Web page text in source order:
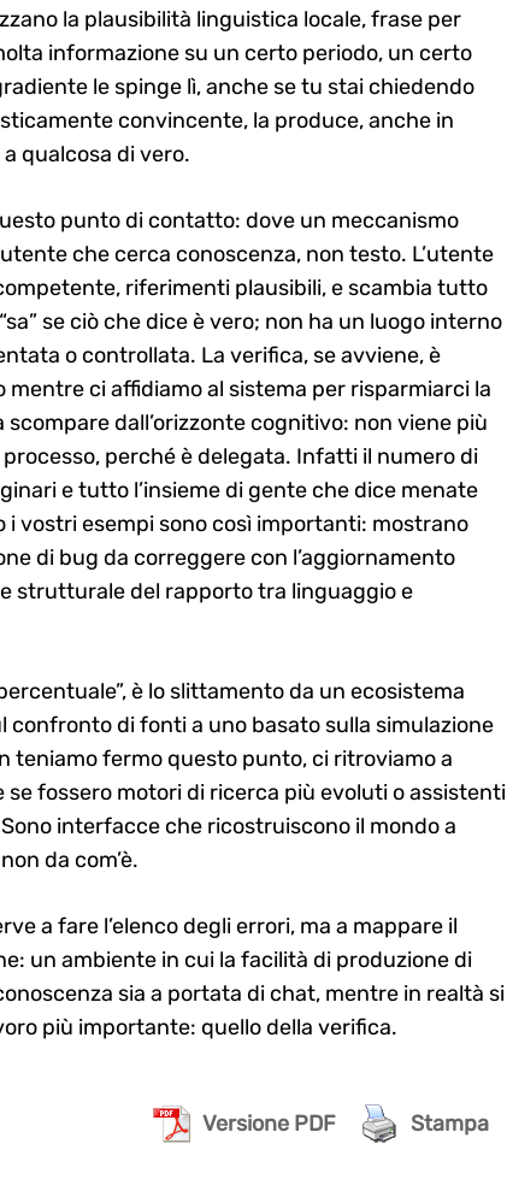
la plausibilità linguistica locale, frase per
informazione su un certo periodo, un certo
le spinge lì, anche se tu stai chiedendo
convincente, la produce, anche in
qualcosa di vero.
punto di contatto: dove un meccanismo
che cerca conoscenza, non testo. L’utente
riferimenti plausibili, e scambia tutto
se ciò che dice è vero; non ha un luogo interno
o controllata. La verifica, se avviene, è
mentre ci affidiamo al sistema per risparmiarci la
dall’orizzonte cognitivo: non viene più
perché è delegata. Infatti il numero di
e tutto l’insieme di gente che dice menate
i vostri esempi sono così importanti: mostrano
di bug da correggere con l’aggiornamento
strutturale del rapporto tra linguaggio e
è lo slittamento da un ecosistema
confronto di fonti a uno basato sulla simulazione
teniamo fermo questo punto, ci ritroviamo a
fossero motori di ricerca più evoluti o assistenti
interfacce che ricostruiscono il mondo a
da com’è.
a fare l’elenco degli errori, ma a mappare il
un ambiente in cui la facilità di produzione di
sia a portata di chat, mentre in realtà si
più importante: quello della verifica.
Versione PDF Stampa